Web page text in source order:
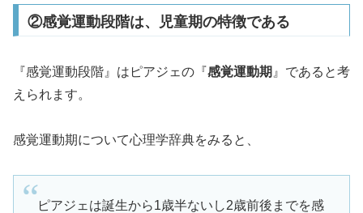
②感覚運動段階は、児童期の特徴である
『感覚運動段階』はピアジェの『感覚運動期 』であると考
えられます。
感覚運動期について心理学辞典をみると、
ピアジェは誕生から1歳半ないし2歳前後までを感